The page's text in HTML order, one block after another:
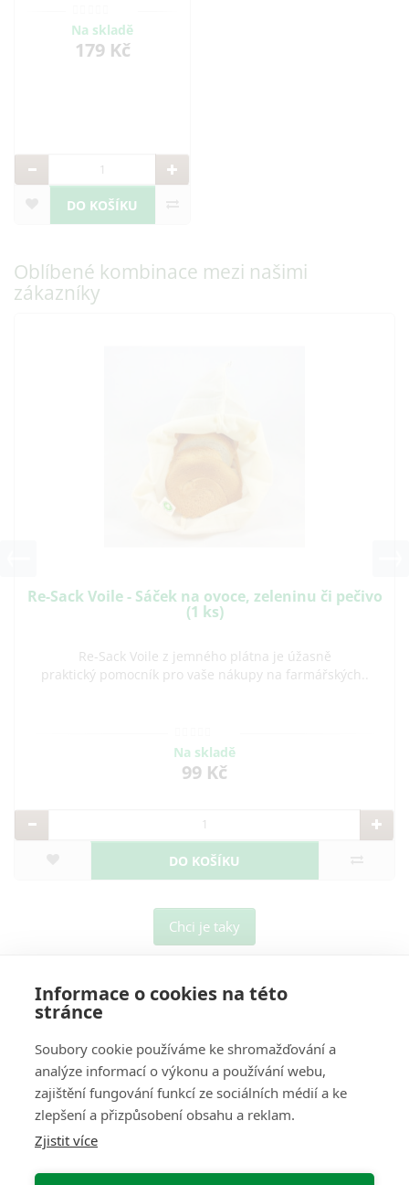
Informace o cookies na této
stránce
Soubory cookie používáme ke shromažďování a
analýze informací o výkonu a používání webu,
zajištění fungování funkcí ze sociálních médií a ke
zlepšení a přizpůsobení obsahu a reklam.
Zjistit více
Na skladě
179 Kč
DO KOŠÍKU
Oblíbené kombinace mezi našimi
zákazníky
Re-Sack Voile - Sáček na ovoce, zeleninu či pečivo
(1 ks)
Re-Sack Voile z jemného plátna je úžasně
praktický pomocník pro vaše nákupy na farmářských..
Na skladě
99 Kč
DO KOŠÍKU
Chci je taky
O Nás
Pro Zákazníky